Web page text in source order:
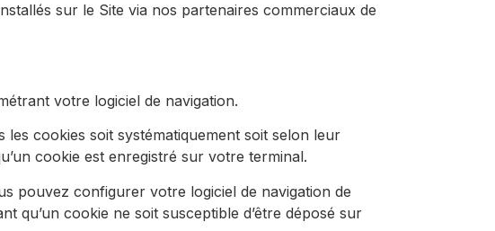
sur le Site via nos partenaires commerciaux de
votre logiciel de navigation.
les cookies soit systématiquement soit selon leur
cookie est enregistré sur votre terminal.
pouvez configurer votre logiciel de navigation de
qu’un cookie ne soit susceptible d’être déposé sur